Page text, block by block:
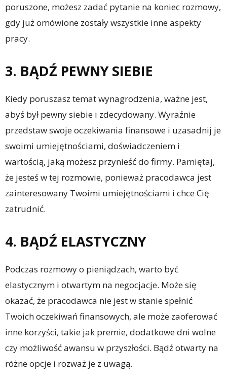
poruszone, możesz zadać pytanie na koniec rozmowy,
gdy już omówione zostały wszystkie inne aspekty
pracy.
3. BĄDŹ PEWNY SIEBIE
Kiedy poruszasz temat wynagrodzenia, ważne jest,
abyś był pewny siebie i zdecydowany. Wyraźnie
przedstaw swoje oczekiwania finansowe i uzasadnij je
swoimi umiejętnościami, doświadczeniem i
wartością, jaką możesz przynieść do firmy. Pamiętaj,
że jesteś w tej rozmowie, ponieważ pracodawca jest
zainteresowany Twoimi umiejętnościami i chce Cię
zatrudnić.
4. BĄDŹ ELASTYCZNY
Podczas rozmowy o pieniądzach, warto być
elastycznym i otwartym na negocjacje. Może się
okazać, że pracodawca nie jest w stanie spełnić
Twoich oczekiwań finansowych, ale może zaoferować
inne korzyści, takie jak premie, dodatkowe dni wolne
czy możliwość awansu w przyszłości. Bądź otwarty na
różne opcje i rozważ je z uwagą.